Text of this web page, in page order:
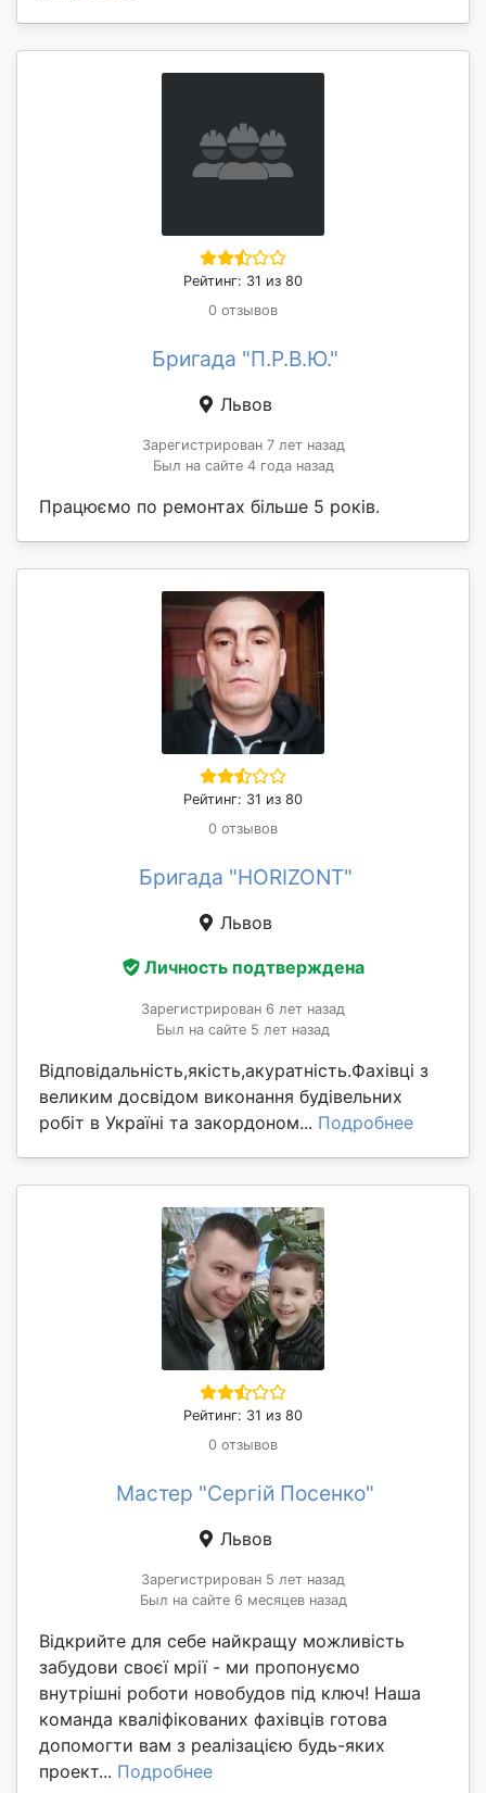
Рейтинг: 31 из 80
0 отзывов
Бригада "П.Р.В.Ю."
Львов
Зарегистрирован 7 лет назад
Был на сайте 4 года назад
Працюємо по ремонтах більше 5 років.
Рейтинг: 31 из 80
0 отзывов
Бригада "HORIZONT"
Львов
Личность подтверждена
Зарегистрирован 6 лет назад
Был на сайте 5 лет назад
Відповідальність,якість,акуратність.Фахівці з
великим досвідом виконання будівельних
робіт в Україні та закордоном... Подробнее
Рейтинг: 31 из 80
0 отзывов
Мастер "Сергій Посенко"
Львов
Зарегистрирован 5 лет назад
Был на сайте 6 месяцев назад
Відкрийте для себе найкращу можливість
забудови своєї мрії - ми пропонуємо
внутрішні роботи новобудов під ключ! Наша
команда кваліфікованих фахівців готова
допомогти вам з реалізацією будь-яких
проект... Подробнее